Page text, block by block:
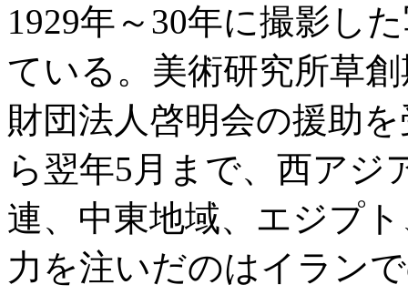
1929年～30年に撮影し
ている。美術研究所草
財団法人啓明会の援助
ら翌年5月まで、西アジ
連、中東地域、エジプ
力を注いだのはイラン